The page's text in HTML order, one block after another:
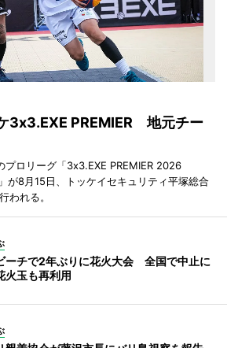
3x3.EXE PREMIER 地元チー
プロリーグ「3x3.EXE PREMIER 2026
が8月15日、トッケイセキュリティ平塚総合
われる。
ーチで2年ぶりに花火大会 全国で中止に
火玉も再利用